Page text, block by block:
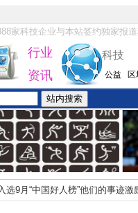
家科技企业与本站签约独家报
行业
资讯
科技
公益
选9月“中国好人榜”他们的事迹